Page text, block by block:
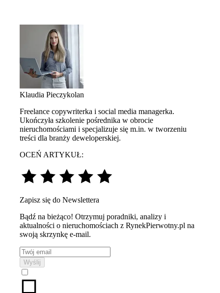
Klaudia Pieczykolan
Freelance copywriterka i social media managerka.
Ukończyła szkolenie pośrednika w obrocie
nieruchomościami i specjalizuje się m.in. w tworzeniu
treści dla branży deweloperskiej.
OCEŃ ARTYKUŁ:
Zapisz się do Newslettera
Bądź na bieżąco! Otrzymuj poradniki, analizy i
aktualności o nieruchomościach z RynekPierwotny.pl na
swoją skrzynkę e-mail.
Wyślij